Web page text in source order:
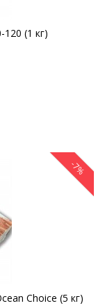
(1 кг)
-7%
Choice (5 кг)